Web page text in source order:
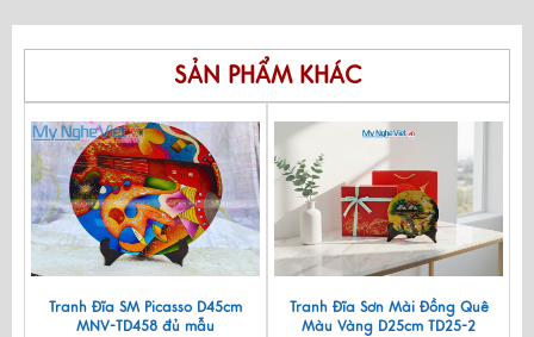
SẢN PHẨM KHÁC
Tranh Đĩa SM Picasso D45cm
MNV-TD458 đủ mẫu
Tranh Đĩa Sơn Mài Đồng Quê
Màu Vàng D25cm TD25-2